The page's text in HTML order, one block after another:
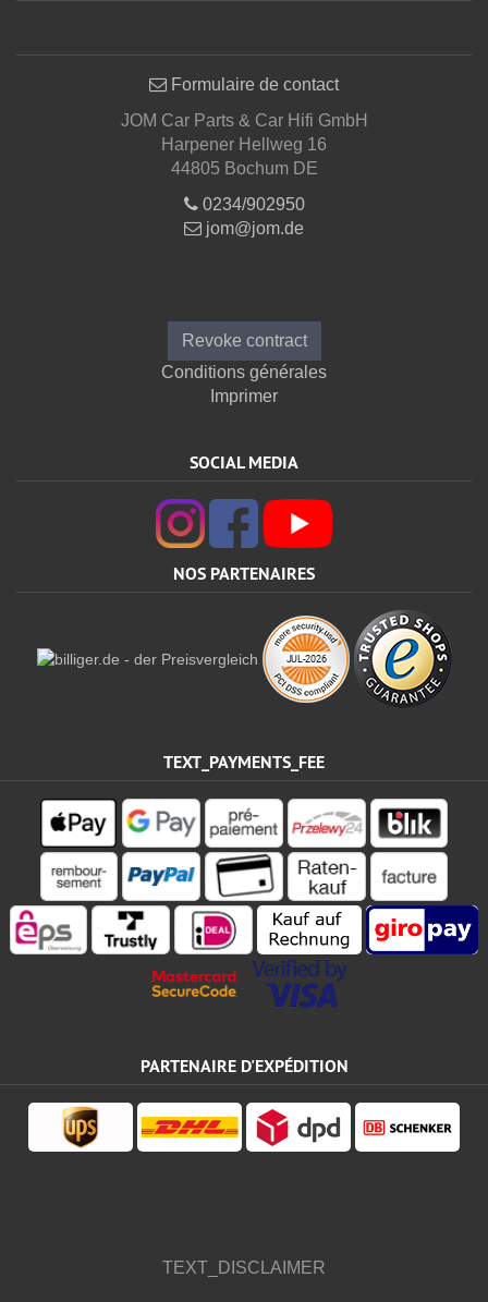
Formulaire de contact
JOM Car Parts & Car Hifi GmbH
Harpener Hellweg 16
44805 Bochum DE
0234/902950
jom@jom.de
Revoke contract
Conditions générales
Imprimer
SOCIAL MEDIA
NOS PARTENAIRES
TEXT_PAYMENTS_FEE
PARTENAIRE D'EXPÉDITION
TEXT_DISCLAIMER